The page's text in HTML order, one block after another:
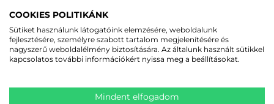
COOKIES POLITIKÁNK
Sütiket használunk látogatóink elemzésére, weboldalunk
fejlesztésére, személyre szabott tartalom megjelenítésére és
nagyszerű weboldalélmény biztosítására. Az általunk használt sütikkel
kapcsolatos további információkért nyissa meg a beállításokat.
Mindent elfogadom